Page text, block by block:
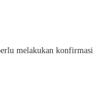
melakukan konfirmasi